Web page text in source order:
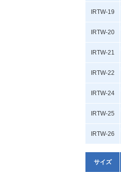
IRTW-19
IRTW-20
IRTW-21
IRTW-22
IRTW-24
IRTW-25
IRTW-26
サイズ